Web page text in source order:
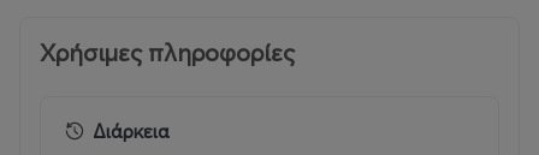
Χρήσιμες πληροφορίες
Διάρκεια